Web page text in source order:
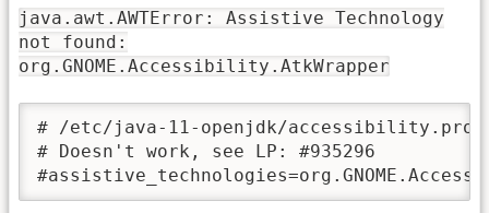
java.awt.AWTError: Assistive Technology
not found:
org.GNOME.Accessibility.AtkWrapper
# /etc/java-11-openjdk/
# Doesn't work, see LP: #935296